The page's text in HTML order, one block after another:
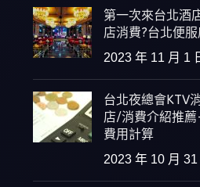
第一次來台北酒
店消費?台北便
2023 年 11 月 1
台北夜總會KTV
店/消費介紹推
費用計算
2023 年 10 月 31